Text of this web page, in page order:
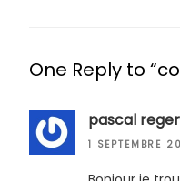
One Reply to
pascal
1 SEPTEMBRE